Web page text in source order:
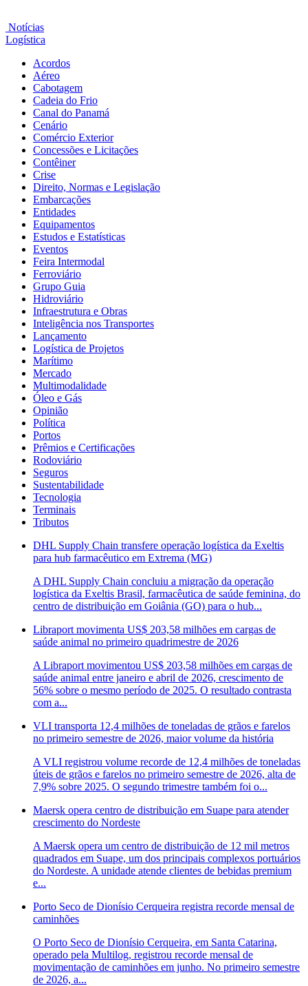
Notícias
Logística
Acordos
Aéreo
Cabotagem
Cadeia do Frio
Canal do Panamá
Cenário
Comércio Exterior
Concessões e Licitações
Contêiner
Crise
Direito, Normas e Legislação
Embarcações
Entidades
Equipamentos
Estudos e Estatísticas
Eventos
Feira Intermodal
Ferroviário
Grupo Guia
Hidroviário
Infraestrutura e Obras
Inteligência nos Transportes
Lançamento
Logística de Projetos
Marítimo
Mercado
Multimodalidade
Óleo e Gás
Opinião
Política
Portos
Prêmios e Certificações
Rodoviário
Seguros
Sustentabilidade
Tecnologia
Terminais
Tributos
DHL Supply Chain transfere operação logística da Exeltis
para hub farmacêutico em Extrema (MG)
A DHL Supply Chain concluiu a migração da operação
logística da Exeltis Brasil, farmacêutica de saúde feminina, do
centro de distribuição em Goiânia (GO) para o hub...
Libraport movimenta US$ 203,58 milhões em cargas de
saúde animal no primeiro quadrimestre de 2026
A Libraport movimentou US$ 203,58 milhões em cargas de
saúde animal entre janeiro e abril de 2026, crescimento de
56% sobre o mesmo período de 2025. O resultado contrasta
com a...
VLI transporta 12,4 milhões de toneladas de grãos e farelos
no primeiro semestre de 2026, maior volume da história
A VLI registrou volume recorde de 12,4 milhões de toneladas
úteis de grãos e farelos no primeiro semestre de 2026, alta de
7,9% sobre 2025. O segundo trimestre também foi o...
Maersk opera centro de distribuição em Suape para atender
crescimento do Nordeste
A Maersk opera um centro de distribuição de 12 mil metros
quadrados em Suape, um dos principais complexos portuários
do Nordeste. A unidade atende clientes de bebidas premium
e...
Porto Seco de Dionísio Cerqueira registra recorde mensal de
caminhões
O Porto Seco de Dionísio Cerqueira, em Santa Catarina,
operado pela Multilog, registrou recorde mensal de
movimentação de caminhões em junho. No primeiro semestre
de 2026, a...